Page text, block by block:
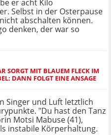
er acht Kilo
Selbst in der Osterpause
abschalten können.
denken, der war so
SORGT MIT BLAUEM FLECK IM
DANN FOLGT EINE ANSAGE
Singer und Luft letztlich
"Du hast den Tanz
Motsi Mabuse (41),
instabile Körperhaltung.